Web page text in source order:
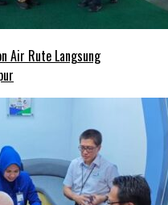
Air Rute Langsung